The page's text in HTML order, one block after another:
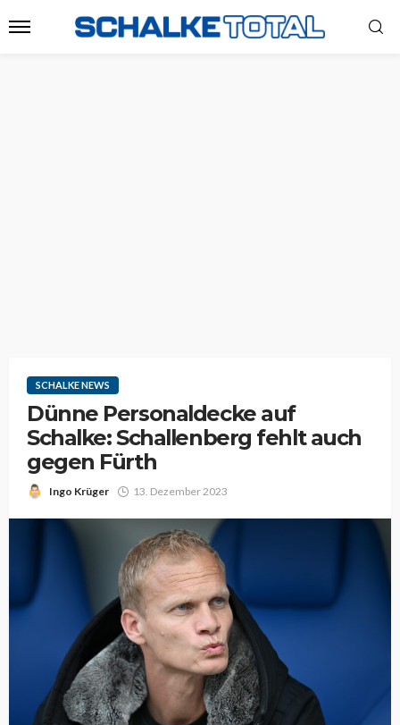
SCHALKE NEWS
Dünne Personaldecke auf
Schalke: Schallenberg fehlt auch
gegen Fürth
Ingo Krüger 13. Dezember 2023